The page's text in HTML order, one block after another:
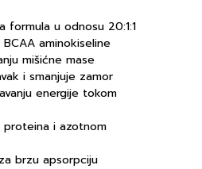
formula u odnosu 20:1:1
aminokiseline
mišićne mase
i smanjuje zamor
energije tokom
i azotnom
brzu apsorpciju